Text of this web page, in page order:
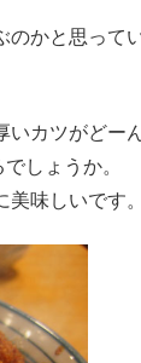
かと思って
カツがどー
しょうか。
味しいです。